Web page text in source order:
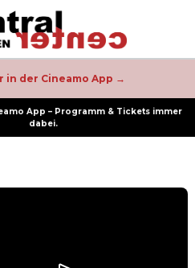
der Cineamo App →
App – Programm & Tickets immer
dabei.